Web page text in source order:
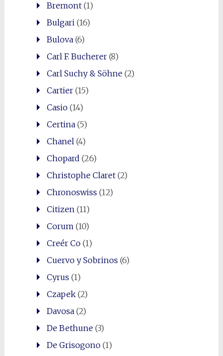
Bremont(1)
Bulgari(16)
Bulova(6)
Carl F. Bucherer(8)
Carl Suchy & Söhne(2)
Cartier(15)
Casio(14)
Certina(5)
Chanel(4)
Chopard (26)
Christophe Claret(2)
Chronoswiss (12)
Citizen(11)
Corum(10)
Creér Co(1)
Cuervo y Sobrinos (6)
Cyrus (1)
Czapek(2)
Davosa(2)
De Bethune(3)
De Grisogono(1)